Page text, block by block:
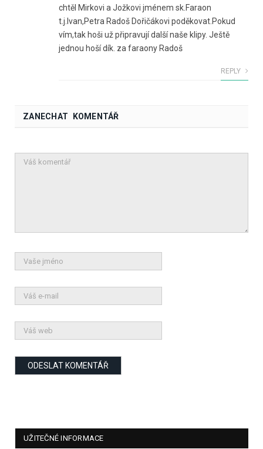
chtěl Mirkovi a Jožkovi jménem sk.Faraon
t.j.Ivan,Petra Radoš Dořičákovi poděkovat.Pokud
vím,tak hoši už připravují další naše klipy. Ještě
jednou hoší dík. za faraony Radoš
REPLY
ZANECHAT KOMENTÁŘ
UŽITEČNÉ INFORMACE